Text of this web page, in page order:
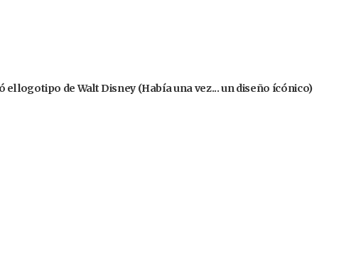
el logotipo de Walt Disney (Había una vez... un diseño ícónico)